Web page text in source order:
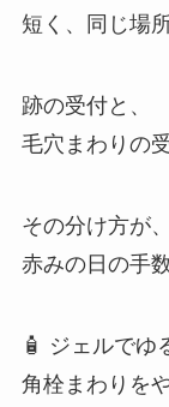
短く、同じ場
跡の受付と、
毛穴まわりの
その分け方が、
赤みの日の手
🧴 ジェルでゆ
角栓まわりを